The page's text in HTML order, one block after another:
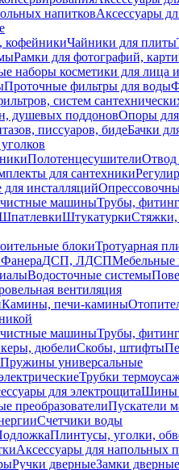
напитковАксессуары
кофейникиЧайники для плиты
Рамки для фотографий,
наборы косметики для лица и
Проточные фильтры для воды
систем
душевых поддоновОпоры
писсуаров, бидеБачки
ПолотенцесушителиОтвод
для сантехники
инсталляций
машиныТрубы,
ШтукатуркиСтяжки,
блокиТротуарная
ФанераДСП, ЛДСП
Водосточные системы
вентиляция
Камины, печи-камины
машиныТрубы,
дюбелиСкобы, штифты
Пружины универсальные
Трубки
для электрощитаШины
преобразователиПускатели
Счетчики воды
Плинтусы, уголки,
Аксессуары для напольных
Ручки дверныеЗамки дверные